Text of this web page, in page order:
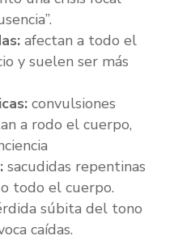
afectan a todo el
y suelen ser más
convulsiones
a rodo el cuerpo,
sacudidas repentinas
todo el cuerpo.
súbita del tono
caídas.